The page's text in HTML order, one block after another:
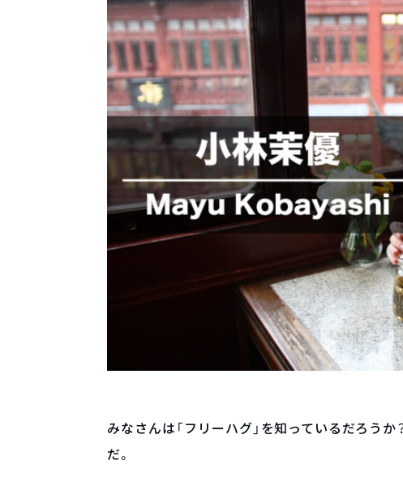
みなさんは「フリーハグ」を知っているだろう
だ。